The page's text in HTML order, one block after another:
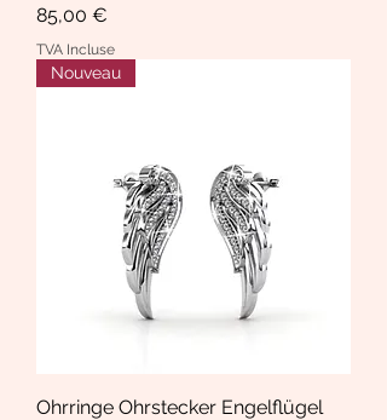
Prix
85,00 €
TVA Incluse
Nouveau
Ohrringe Ohrstecker Engelflügel